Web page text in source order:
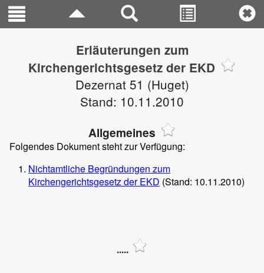
Erläuterungen zum
Kirchengerichtsgesetz der EKD
Dezernat 51 (Huget)
Stand: 10.11.2010
Allgemeines
Folgendes Dokument steht zur Verfügung:
Nichtamtliche Begründungen zum
Kirchengerichtsgesetz der EKD (Stand: 10.11.2010)
.....